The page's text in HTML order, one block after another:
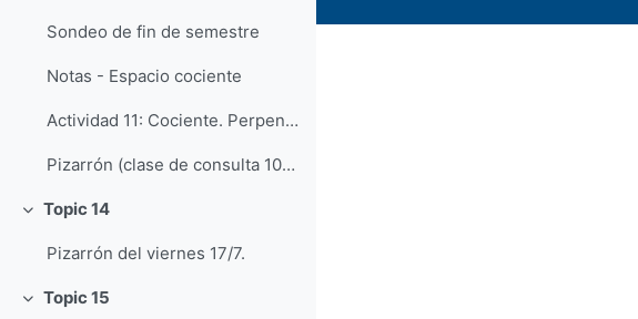
Sondeo de fin de semestre
Notas - Espacio cociente
Actividad 11: Cociente. Perpendicularidad. Dual
Pizarrón (clase de consulta 10/7)
Colapsar
Topic 14
Pizarrón del viernes 17/7.
Colapsar
Topic 15